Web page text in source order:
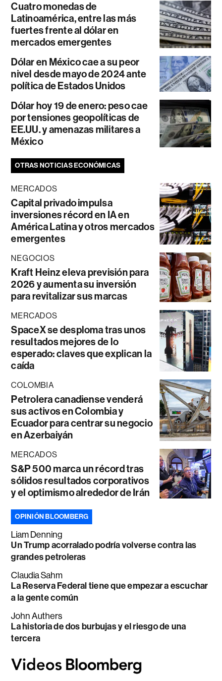
Cuatro monedas de
Latinoamérica, entre las más
fuertes frente al dólar en
mercados emergentes
Dólar en México cae a su peor
nivel desde mayo de 2024 ante
política de Estados Unidos
Dólar hoy 19 de enero: peso cae
por tensiones geopolíticas de
EE.UU. y amenazas militares a
México
OTRAS NOTICIAS ECONÓMICAS
MERCADOS
Capital privado impulsa
inversiones récord en IA en
América Latina y otros mercados
emergentes
NEGOCIOS
Kraft Heinz eleva previsión para
2026 y aumenta su inversión
para revitalizar sus marcas
MERCADOS
SpaceX se desploma tras unos
resultados mejores de lo
esperado: claves que explican la
caída
COLOMBIA
Petrolera canadiense venderá
sus activos en Colombia y
Ecuador para centrar su negocio
en Azerbaiyán
MERCADOS
S&P 500 marca un récord tras
sólidos resultados corporativos
y el optimismo alrededor de Irán
OPINIÓN BLOOMBERG
Liam Denning
Un Trump acorralado podría volverse contra las
grandes petroleras
Claudia Sahm
La Reserva Federal tiene que empezar a escuchar
a la gente común
John Authers
La historia de dos burbujas y el riesgo de una
tercera